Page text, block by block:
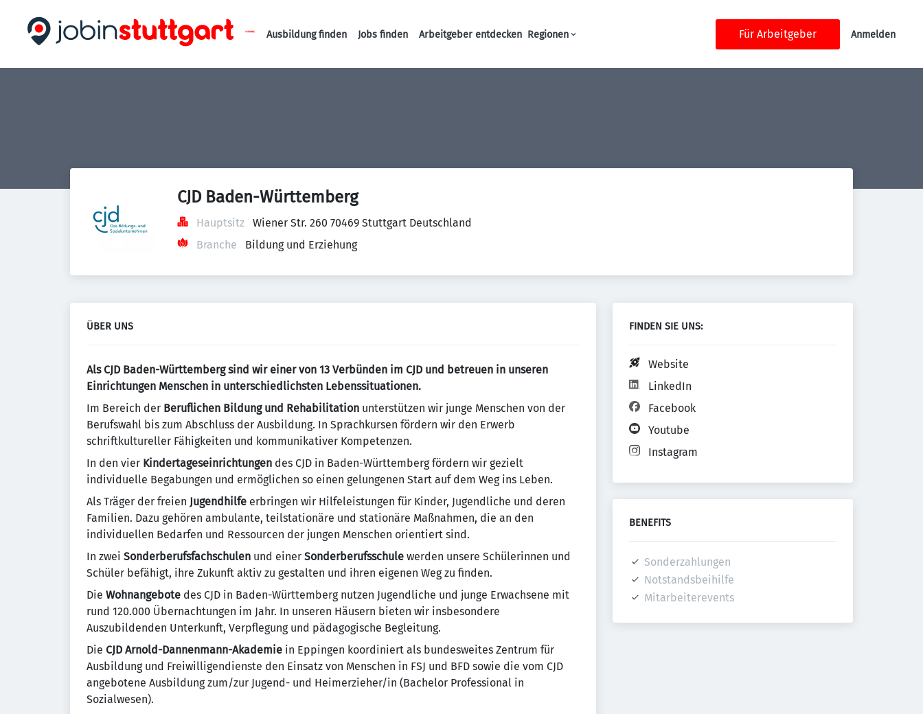
Haupt-Navigation
Ausbildung finden Jobs finden Arbeitgeber entdecken Regionen Für Arbeitgeber Anmelden
CJD Baden-Württemberg
Hauptsitz
Wiener Str. 260 70469 Stuttgart Deutschland
Branche
Bildung und Erziehung
ÜBER UNS
Als CJD Baden-Württemberg sind wir einer von 13 Verbünden im CJD und betreuen in unseren
Einrichtungen Menschen in unterschiedlichsten Lebenssituationen.
Im Bereich der Beruflichen Bildung und Rehabilitation unterstützen wir junge Menschen von der
Berufswahl bis zum Abschluss der Ausbildung. In Sprachkursen fördern wir den Erwerb
schriftkultureller Fähigkeiten und kommunikativer Kompetenzen.
In den vier Kindertageseinrichtungen des CJD in Baden-Württemberg fördern wir gezielt
individuelle Begabungen und ermöglichen so einen gelungenen Start auf dem Weg ins Leben.
Als Träger der freien Jugendhilfe erbringen wir Hilfeleistungen für Kinder, Jugendliche und deren
Familien. Dazu gehören ambulante, teilstationäre und stationäre Maßnahmen, die an den
individuellen Bedarfen und Ressourcen der jungen Menschen orientiert sind.
In zwei Sonderberufsfachschulen und einer Sonderberufsschule werden unsere Schülerinnen und
Schüler befähigt, ihre Zukunft aktiv zu gestalten und ihren eigenen Weg zu finden.
Die Wohnangebote des CJD in Baden-Württemberg nutzen Jugendliche und junge Erwachsene mit
rund 120.000 Übernachtungen im Jahr. In unseren Häusern bieten wir insbesondere
Auszubildenden Unterkunft, Verpflegung und pädagogische Begleitung.
Die CJD Arnold-Dannenmann-Akademie in Eppingen koordiniert als bundesweites Zentrum für
Ausbildung und Freiwilligendienste den Einsatz von Menschen in FSJ und BFD sowie die vom CJD
angebotene Ausbildung zum/zur Jugend- und Heimerzieher/in (Bachelor Professional in
Sozialwesen).
FINDEN SIE UNS:
Website
LinkedIn
Facebook
Youtube
Instagram
BENEFITS
Sonderzahlungen
Notstandsbeihilfe
Mitarbeiterevents